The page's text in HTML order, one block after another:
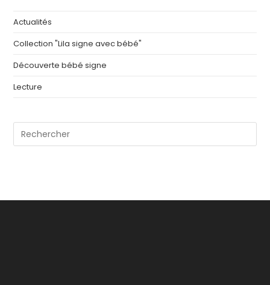
Actualités
Collection "Lila signe avec bébé"
Découverte bébé signe
Lecture